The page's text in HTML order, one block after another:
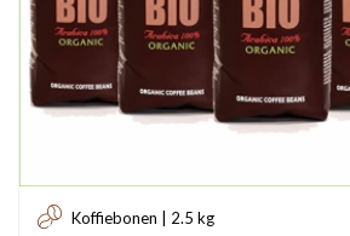
Koffiebonen | 2.5 kg